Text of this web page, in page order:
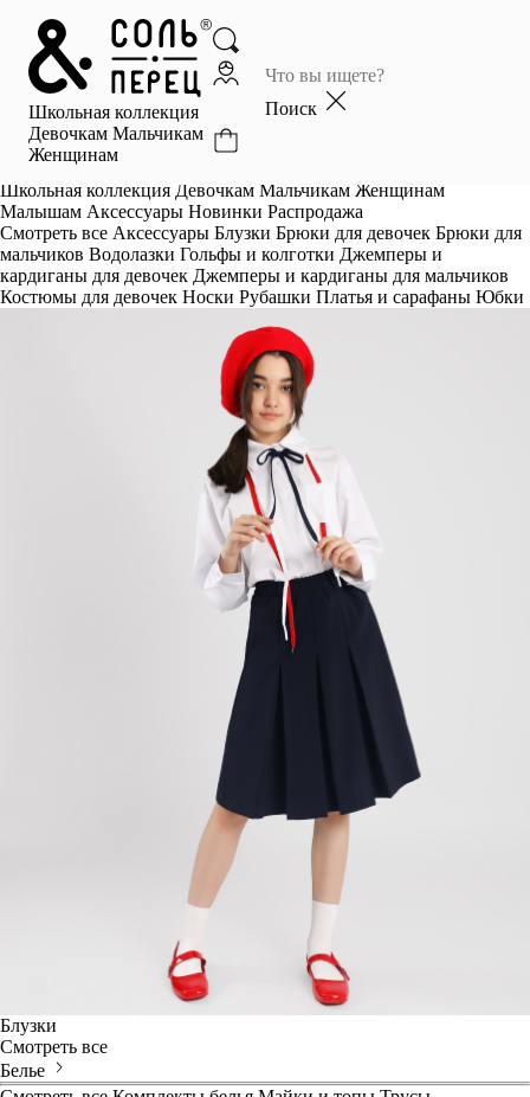
Школьная коллекция
Девочкам Мальчикам
Женщинам
Поиск
Главная
Каталог
Избранное
Школьная коллекция Девочкам Мальчикам Женщинам
Малышам Аксессуары Новинки Распродажа
Смотреть все Аксессуары Блузки Брюки для девочек Брюки для
мальчиков Водолазки Гольфы и колготки Джемперы и
кардиганы для девочек Джемперы и кардиганы для мальчиков
Костюмы для девочек Носки Рубашки Платья и сарафаны Юбки
Блузки
Смотреть все
Белье